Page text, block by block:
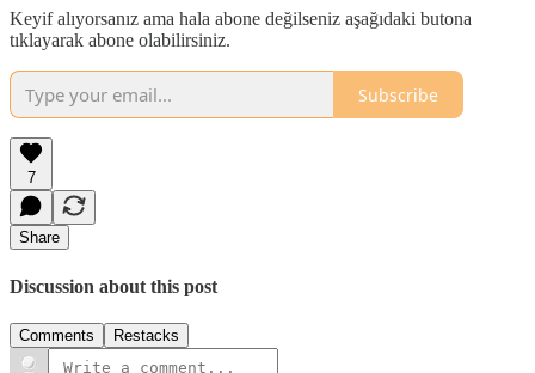
Keyif alıyorsanız ama hala abone değilseniz aşağıdaki butona
tıklayarak abone olabilirsiniz.
Subscribe
7
Share
Discussion about this post
Comments Restacks